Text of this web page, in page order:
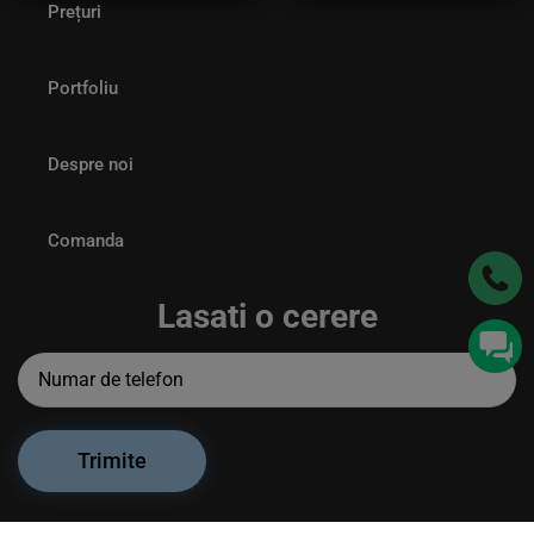
Prețuri
Portfoliu
Despre noi
Comanda
Lasati o cerere